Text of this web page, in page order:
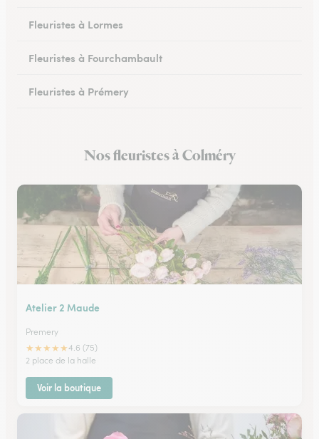
Fleuristes à Lormes
Fleuristes à Fourchambault
Fleuristes à Prémery
Fleuristes à Saint-Parize-le-Châtel
Nos fleuristes à Colméry
Atelier 2 Maude
Premery
★★★★★4.6 (75)
2 place de la halle
Voir la boutique